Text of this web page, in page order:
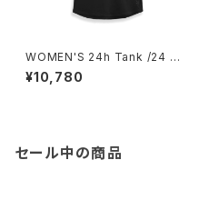
WOMEN'S 24h Tank /24 ア
ワー タンク
¥10,780
セール中の商品